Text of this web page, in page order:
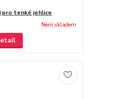
pro tenké jehlice
Není skladem